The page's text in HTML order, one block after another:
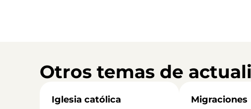
Otros temas de
Iglesia católica
Migraciones